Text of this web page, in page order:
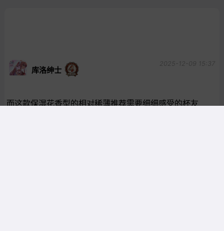
库洛绅士
而这款保湿花香型的相对稀薄推荐需要细细感受的杯友